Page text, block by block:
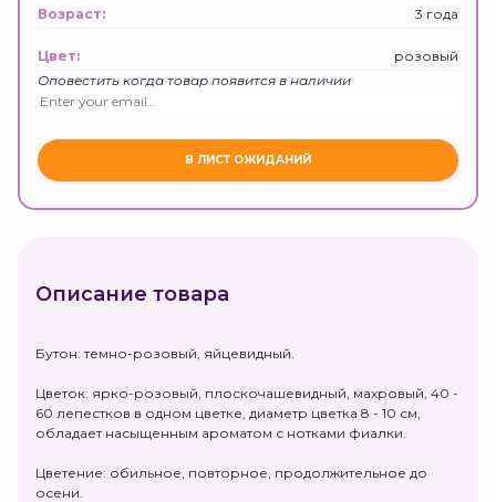
Возраст: 3 года
Цвет:
розовый
Оповестить когда товар появится в наличии
Описание товара
Бутон: темно-розовый, яйцевидный.
Цветок: ярко-розовый, плоскочашевидный, махровый, 40 -
60 лепестков в одном цветке, диаметр цветка 8 - 10 см,
обладает насыщенным ароматом с нотками фиалки.
Цветение: обильное, повторное, продолжительное до
осени.